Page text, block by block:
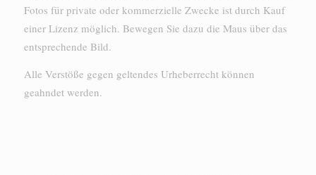
Fotos für private oder kommerzielle Zwecke ist durch Kauf
einer Lizenz möglich. Bewegen Sie dazu die Maus über das
entsprechende Bild.
Alle Verstöße gegen geltendes Urheberrecht können
geahndet werden.